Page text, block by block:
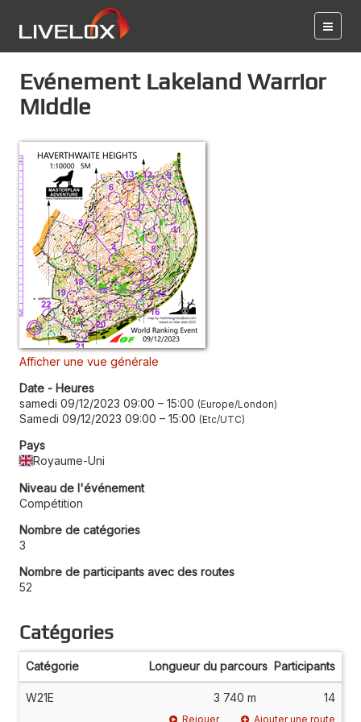
Evénement Lakeland Warrior
Middle
Afficher une vue générale
Date - Heures
samedi 09/12/2023 09:00 – 15:00 Europe/London
Samedi 09/12/2023 09:00 – 15:00 Etc/UTC
Pays
Royaume-Uni
Niveau de l'événement
Compétition
Nombre de catégories
3
Nombre de participants avec des routes
52
Catégories
Catégorie Longueur du parcours Participants
W21E 3 740 m 14
Rejouer Ajouter une route